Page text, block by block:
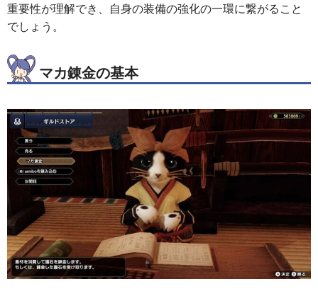
重要性が理解でき、自身の装備の強化の一環に繋がること
でしょう。
マカ錬金の基本